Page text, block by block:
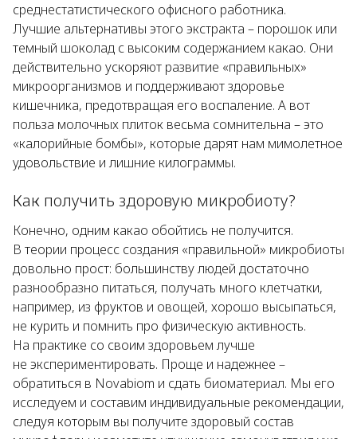
среднестатистического офисного работника.
Лучшие альтернативы этого экстракта – порошок или
темный шоколад с высоким содержанием какао. Они
действительно ускоряют развитие «правильных»
микроорганизмов и поддерживают здоровье
кишечника, предотвращая его воспаление. А вот
польза молочных плиток весьма сомнительна – это
«калорийные бомбы», которые дарят нам мимолетное
удовольствие и лишние килограммы.
Как получить здоровую микробиоту?
Конечно, одним какао обойтись не получится.
В теории процесс создания «правильной» микробиоты
довольно прост: большинству людей достаточно
разнообразно питаться, получать много клетчатки,
например, из фруктов и овощей, хорошо высыпаться,
не курить и помнить про физическую активность.
На практике со своим здоровьем лучше
не экспериментировать. Проще и надежнее –
обратиться в Novabiom и сдать биоматериал. Мы его
исследуем и составим индивидуальные рекомендации,
следуя которым вы получите здоровый состав